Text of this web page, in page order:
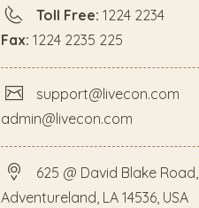
Toll Free: 1224 2234
Fax: 1224 2235 225
support@livecon.com
admin@livecon.com
625 @ David Blake Road,
Adventureland, LA 14536, USA